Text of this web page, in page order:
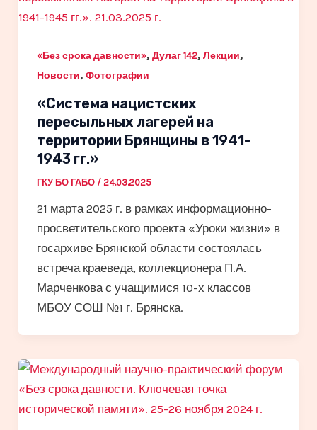
«Без срока давности», Дулаг 142, Лекции,
Новости, Фотографии
«Система нацистских
пересыльных лагерей на
территории Брянщины в 1941-
1943 гг.»
ГКУ БО ГАБО / 24.03.2025
21 марта 2025 г. в рамках информационно-
просветительского проекта «Уроки жизни» в
госархиве Брянской области состоялась
встреча краеведа, коллекционера П.А.
Марченкова с учащимися 10-х классов
МБОУ СОШ №1 г. Брянска.